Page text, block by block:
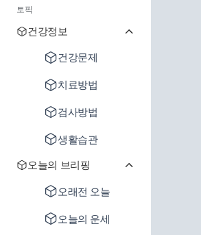
토픽
건강정보
건강문제
치료방법
검사방법
생활습관
오늘의 브리핑
오래전 오늘
오늘의 운세